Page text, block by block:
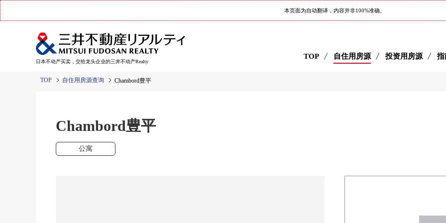
本页面为自动翻译，内容并非100%准确。
日本不动产买卖，交给龙头企业的三井不动产Realty
TOP 自住用房源 投资用房源 指
TOP 自住用房源查询 Chambord豊平
Chambord豊平
公寓